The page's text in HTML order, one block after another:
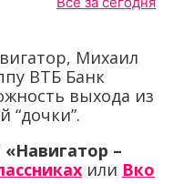
Михаил
ВТБ Банк
выхода из
“дочки”.
–
или Вко